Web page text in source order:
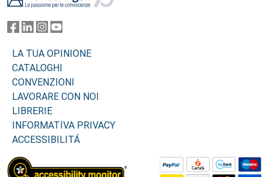
LA TUA OPINIONE
CATALOGHI
CONVENZIONI
LAVORARE CON NOI
LIBRERIE
INFORMATIVA PRIVACY
ACCESSIBILITÁ